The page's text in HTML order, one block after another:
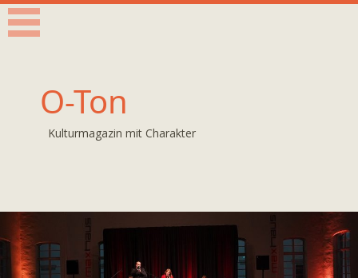
O-Ton
Kulturmagazin mit Charakter